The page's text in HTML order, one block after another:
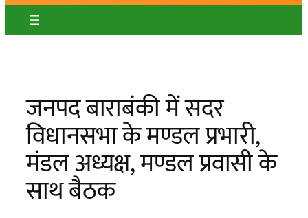
जनपद बाराबंकी में सदर
विधानसभा के मण्डल प्रभारी,
मंडल अध्यक्ष, मण्डल प्रवासी के
साथ बैठक